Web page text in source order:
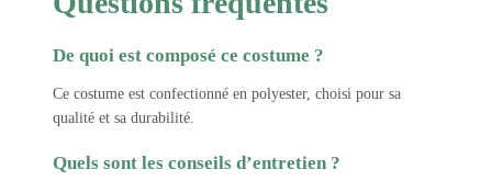
De quoi est composé ce costume ?
Ce costume est confectionné en polyester, choisi pour sa
qualité et sa durabilité.
Quels sont les conseils d’entretien ?